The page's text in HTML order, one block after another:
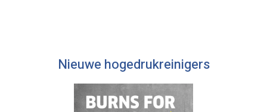
Nieuwe hogedrukreinigers